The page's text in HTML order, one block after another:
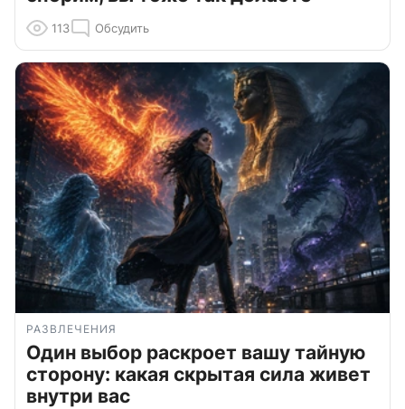
113 Обсудить
РАЗВЛЕЧЕНИЯ
Один выбор раскроет вашу тайную
сторону: какая скрытая сила живет
внутри вас